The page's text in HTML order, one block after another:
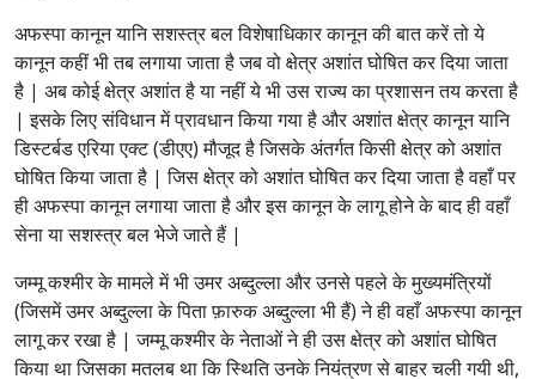
अफस्पा कानून यानि सशस्त्र बल विशेषाधिकार कानून की बात करें तो ये
कानून कहीं भी तब लगाया जाता है जब वो क्षेत्र अशांत घोषित कर दिया जाता
है | अब कोई क्षेत्र अशांत है या नहीं ये भी उस राज्य का प्रशासन तय करता है
| इसके लिए संविधान में प्रावधान किया गया है और अशांत क्षेत्र कानून यानि
डिस्टर्बड एरिया एक्ट (डीएए) मौजूद है जिसके अंतर्गत किसी क्षेत्र को अशांत
घोषित किया जाता है | जिस क्षेत्र को अशांत घोषित कर दिया जाता है वहाँ पर
ही अफस्पा कानून लगाया जाता है और इस कानून के लागू होने के बाद ही वहाँ
सेना या सशस्त्र बल भेजे जाते हैं |
जम्मू कश्मीर के मामले में भी उमर अब्दुल्ला और उनसे पहले के मुख्यमंत्रियों
(जिसमें उमर अब्दुल्ला के पिता फ़ारुक अब्दुल्ला भी हैं) ने ही वहाँ अफस्पा कानून
लागू कर रखा है | जम्मू कश्मीर के नेताओं ने ही उस क्षेत्र को अशांत घोषित
किया था जिसका मतलब था कि स्थिति उनके नियंत्रण से बाहर चली गयी थी,